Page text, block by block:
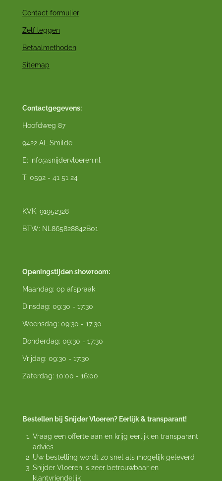
Contact formulier
Zelf leggen
Betaalmethoden
Sitemap
Contactgegevens:
Hoofdweg 87
9422 AL Smilde
E: info@snijdervloeren.nl
T: 0592 - 41 51 24
KVK: 91952328
BTW: NL865828842B01
Openingstijden showroom:
Maandag: op afspraak
Dinsdag: 09:30 - 17:30
Woensdag: 09:30 - 17:30
Donderdag: 09:30 - 17:30
Vrijdag: 09:30 - 17:30
Zaterdag: 10:00 - 16:00
Bestellen bij Snijder Vloeren? Eerlijk & transparant!
Vraag een offerte aan en krijg eerlijk en transparant
advies
Uw bestelling wordt zo snel als mogelijk geleverd
Snijder Vloeren is zeer betrouwbaar en
klantvriendelijk